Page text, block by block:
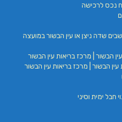
נכס לרכישה
שדה ניצן או עין הבשור במועצה
הבשור | מרכז בריאות עין הבשור
הבשור | מרכז בריאות עין הבשור